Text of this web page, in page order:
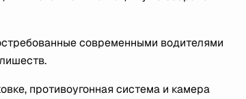
современными водителями
противоугонная система и камера